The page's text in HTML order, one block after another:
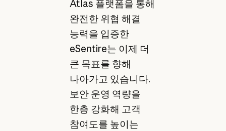
Atlas 플랫폼을 통해
완전한 위협 해결
능력을 입증한
eSentire는 이제 더
큰 목표를 향해
나아가고 있습니다.
보안 운영 역량을
한층 강화해 고객
참여도를 높이는